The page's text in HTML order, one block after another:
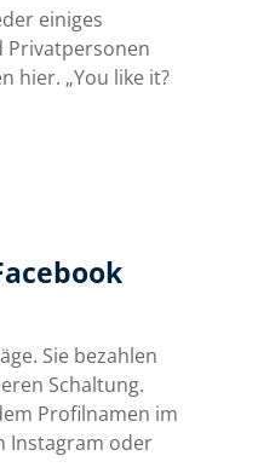
einiges
Privatpersonen
hier. „You like it?
Sie bezahlen
Schaltung.
Profilnamen im
Instagram oder